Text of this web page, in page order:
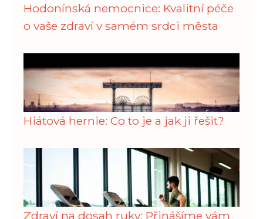
Hodonínská nemocnice: Kvalitní péče
o vaše zdraví v samém srdci města
Hiátová hernie: Co to je a jak ji řešit?
Zdraví na dosah ruky: Přinášíme vám